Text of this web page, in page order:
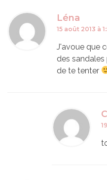
Léna
15 août 2013 à
J'avoue que
des sandales
de te tenter